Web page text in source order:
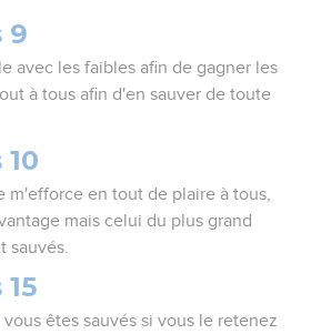
9
avec les faibles afin de gagner les
à tous afin d'en sauver de toute
m'efforce en tout de plaire à tous,
mais celui du plus grand
sauvés.
vous êtes sauvés si vous le retenez